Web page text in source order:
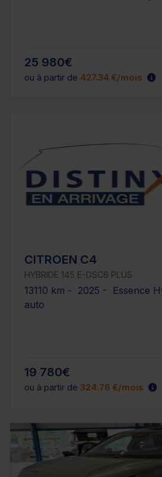
25 980€
ou à partir de 427.34 €/mois
CITROEN C4
HYBRIDE 145 E-DSC6 PLUS
13110 km - 2025 - Essence
auto
19 780€
ou à partir de 324.76 €/mois